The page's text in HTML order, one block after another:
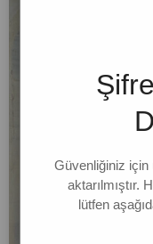
Güvenliğiniz için
aktarılmıştır.
lütfen